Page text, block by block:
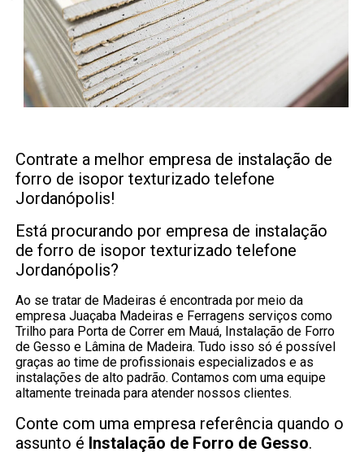
Contrate a melhor empresa de instalação de
forro de isopor texturizado telefone
Jordanópolis!
Está procurando por empresa de instalação
de forro de isopor texturizado telefone
Jordanópolis?
Ao se tratar de Madeiras é encontrada por meio da
empresa Juaçaba Madeiras e Ferragens serviços como
Trilho para Porta de Correr em Mauá, Instalação de Forro
de Gesso e Lâmina de Madeira. Tudo isso só é possível
graças ao time de profissionais especializados e as
instalações de alto padrão. Contamos com uma equipe
altamente treinada para atender nossos clientes.
Conte com uma empresa referência quando o
assunto é Instalação de Forro de Gesso.